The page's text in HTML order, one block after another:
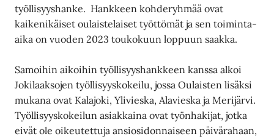
työllisyyshanke. Hankkeen kohderyhmää ovat
kaikenikäiset oulaistelaiset työttömät ja sen toiminta-
aika on vuoden 2023 toukokuun loppuun saakka.
Samoihin aikoihin työllisyyshankkeen kanssa alkoi
Jokilaaksojen työllisyyskokeilu, jossa Oulaisten lisäksi
mukana ovat Kalajoki, Ylivieska, Alavieska ja Merijärvi.
Työllisyyskokeilun asiakkaina ovat työnhakijat, jotka
eivät ole oikeutettuja ansiosidonnaiseen päivärahaan,